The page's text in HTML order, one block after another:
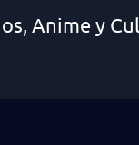
Anime y